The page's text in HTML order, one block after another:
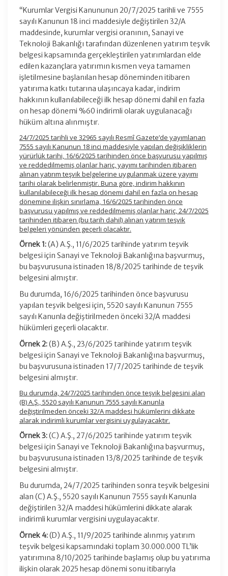
“Kurumlar Vergisi Kanununun 20/7/2025 tarihli ve 7555
sayılı Kanunun 18 inci maddesiyle değiştirilen 32/A
maddesinde, kurumlar vergisi oranının, Sanayi ve
Teknoloji Bakanlığı tarafından düzenlenen yatırım teşvik
belgesi kapsamında gerçekleştirilen yatırımlardan elde
edilen kazançlara yatırımın kısmen veya tamamen
işletilmesine başlanılan hesap döneminden itibaren
yatırıma katkı tutarına ulaşıncaya kadar, indirim
hakkının kullanılabileceği ilk hesap dönemi dahil en fazla
on hesap dönemi %60 indirimli olarak uygulanacağı
hüküm altına alınmıştır.
24/7/2025 tarihli ve 32965 sayılı Resmî Gazete’de yayımlanan
7555 sayılı Kanunun 18 inci maddesiyle yapılan değişikliklerin
yürürlük tarihi, 16/6/2025 tarihinden önce başvurusu yapılmış
ve reddedilmemiş olanlar hariç, yayımı tarihinden itibaren
alınan yatırım teşvik belgelerine uygulanmak üzere yayımı
tarihi olarak belirlenmiştir. Buna göre, indirim hakkının
kullanılabileceği ilk hesap dönemi dahil en fazla on hesap
dönemine ilişkin sınırlama, 16/6/2025 tarihinden önce
başvurusu yapılmış ve reddedilmemiş olanlar hariç, 24/7/2025
tarihinden itibaren (bu tarih dahil) alınan yatırım teşvik
belgeleri yönünden geçerli olacaktır.
Örnek 1:(A) A.Ş., 11/6/2025 tarihinde yatırım teşvik
belgesi için Sanayi ve Teknoloji Bakanlığına başvurmuş,
bu başvurusuna istinaden 18/8/2025 tarihinde de teşvik
belgesini almıştır.
Bu durumda, 16/6/2025 tarihinden önce başvurusu
yapılan teşvik belgesi için, 5520 sayılı Kanunun 7555
sayılı Kanunla değiştirilmeden önceki 32/A maddesi
hükümleri geçerli olacaktır.
Örnek 2:(B) A.Ş., 23/6/2025 tarihinde yatırım teşvik
belgesi için Sanayi ve Teknoloji Bakanlığına başvurmuş,
bu başvurusuna istinaden 17/7/2025 tarihinde de teşvik
belgesini almıştır.
Bu durumda, 24/7/2025 tarihinden önce teşvik belgesini alan
(B) A.Ş., 5520 sayılı Kanunun 7555 sayılı Kanunla
değiştirilmeden önceki 32/A maddesi hükümlerini dikkate
alarak indirimli kurumlar vergisini uygulayacaktır.
Örnek 3:(C) A.Ş., 27/6/2025 tarihinde yatırım teşvik
belgesi için Sanayi ve Teknoloji Bakanlığına başvurmuş,
bu başvurusuna istinaden 13/8/2025 tarihinde de teşvik
belgesini almıştır.
Bu durumda, 24/7/2025 tarihinden sonra teşvik belgesini
alan (C) A.Ş., 5520 sayılı Kanunun 7555 sayılı Kanunla
değiştirilen 32/A maddesi hükümlerini dikkate alarak
indirimli kurumlar vergisini uygulayacaktır.
Örnek 4:(D) A.Ş., 11/9/2025 tarihinde alınmış yatırım
teşvik belgesi kapsamındaki toplam 30.000.000 TL’lik
yatırımına 8/10/2025 tarihinde başlamış olup bu yatırıma
ilişkin olarak 2025 hesap dönemi sonu itibarıyla